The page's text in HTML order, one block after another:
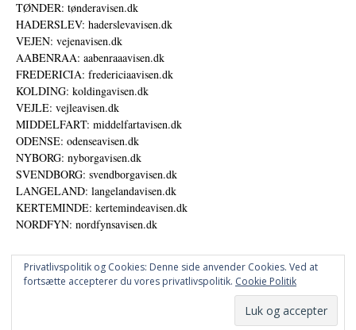
TØNDER: tønderavisen.dk
HADERSLEV: haderslevavisen.dk
VEJEN: vejenavisen.dk
AABENRAA: aabenraaavisen.dk
FREDERICIA: fredericiaavisen.dk
KOLDING: koldingavisen.dk
VEJLE: vejleavisen.dk
MIDDELFART: middelfartavisen.dk
ODENSE: odenseavisen.dk
NYBORG: nyborgavisen.dk
SVENDBORG: svendborgavisen.dk
LANGELAND: langelandavisen.dk
KERTEMINDE: kertemindeavisen.dk
NORDFYN: nordfynsavisen.dk
© DANSKE DIGITALE MEDIER A/S - NYHEDER, ANALYSER OG PERSPEKTIVER
Privatlivspolitik og Cookies: Denne side anvender Cookies. Ved at
fortsætte accepterer du vores privatlivspolitik. Cookie Politik